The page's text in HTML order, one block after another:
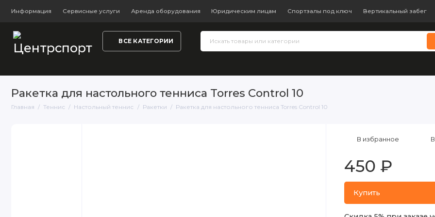
Информация Сервисные услуги Аренда оборудования Юридическим лицам Спортзалы под ключ Вертикальный забег
ВСЕ КАТЕГОРИИ
Ракетка для настольного тенниса Torres Control 10
Главная Теннис Настольный теннис Ракетки Ракетка для настольного тенниса Torres Control 10
450 ₽
Купить
В избранное